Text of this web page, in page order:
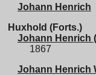
Johann Henrich
Huxhold (Forts.)
Johann Henrich
1867
Johann Henrich